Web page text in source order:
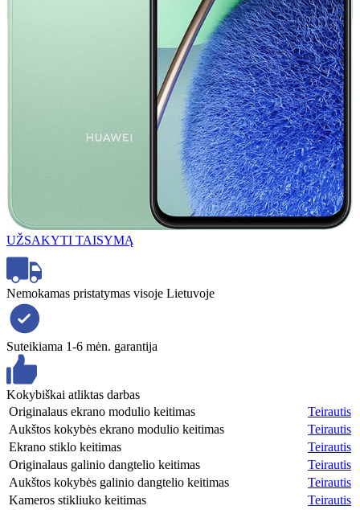
UŽSAKYTI TAISYMĄ
Nemokamas pristatymas visoje Lietuvoje
Suteikiama 1-6 mėn. garantija
Kokybiškai atliktas darbas
Originalaus ekrano modulio keitimas
Teirautis
Aukštos kokybės ekrano modulio keitimas
Teirautis
Ekrano stiklo keitimas
Teirautis
Originalaus galinio dangtelio keitimas
Teirautis
Aukštos kokybės galinio dangtelio keitimas
Teirautis
Kameros stikliuko keitimas
Teirautis